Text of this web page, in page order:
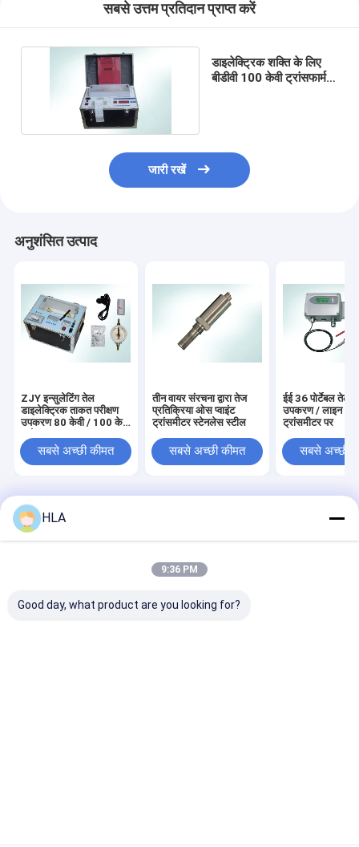
सबसे उत्तम प्रतिदान प्राप्त करें
डाइलेक्ट्रिक शक्ति के लिए
बीडीवी 100 केवी ट्रांसफार्मर
जारी रखें
अनुशंसित उत्पाद
ZJY इन्सुलेटिंग तेल
डाइलेक्ट्रिक ताकत परीक्षण
उपकरण 80 केवी / 100 केवी
सबसे अच्छी कीमत
तीन वायर संरचना द्वारा तेज
प्रतिक्रिया ओस प्वाइंट
ट्रांसमीटर स्टेनलेस स्टील
सबसे अच्छी कीमत
ईई 36 पोर्टेबल तेल
उपकरण / लाइन
ट्रांसमीटर पर
सबसे अच्छी
Chongqing HLA Mechanical Equipment Co., Ltd.. All Rights
Reserved.
HLA
9:36 PM
Good day, what product are you looking for?